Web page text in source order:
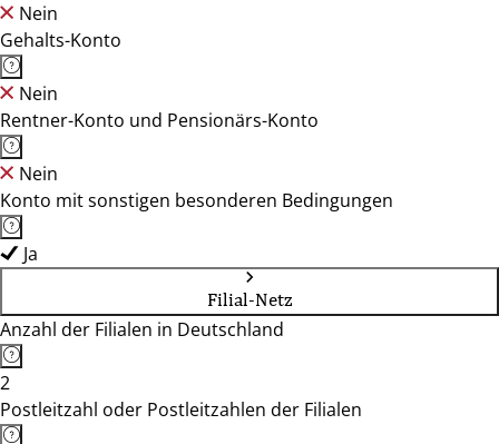
Nein
Gehalts-Konto
Nein
Rentner-Konto und Pensionärs-Konto
Nein
Konto mit sonstigen besonderen Bedingungen
Ja
Filial-Netz
Anzahl der Filialen in Deutschland
2
Postleitzahl oder Postleitzahlen der Filialen